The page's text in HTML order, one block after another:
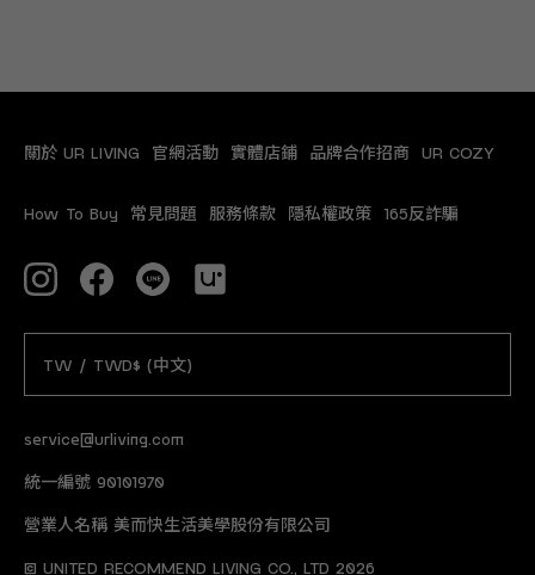
service@urliving.com
統一編號 90101970
營業人名稱 美而快生活美學股份有限公司
© UNITED RECOMMEND LIVING CO., LTD 2026
關於 UR LIVING 官網活動 實體店鋪 品牌合作招商 UR COZY
How To Buy 常見問題 服務條款 隱私權政策 165反詐騙
TW / TWD$ (中文)